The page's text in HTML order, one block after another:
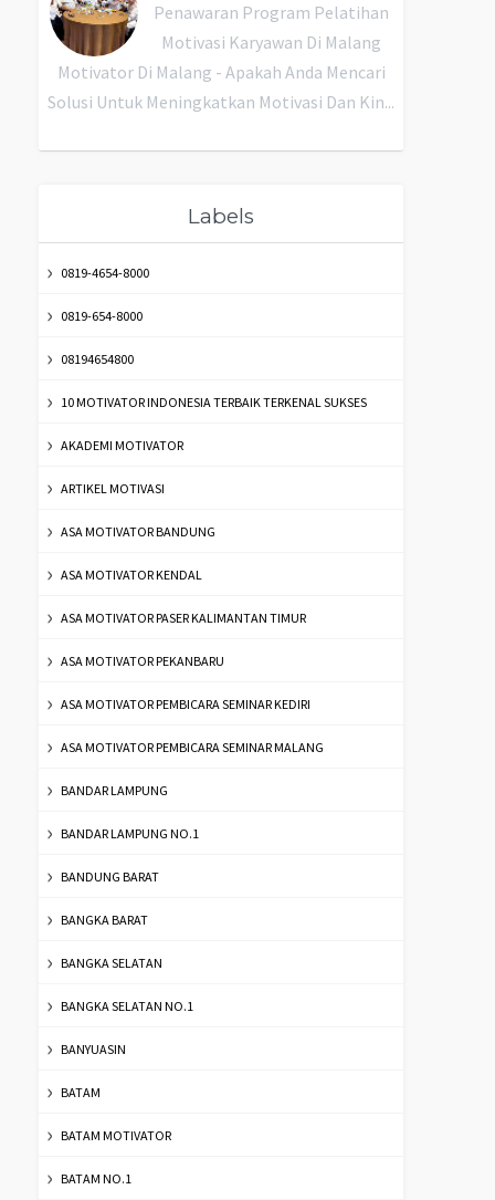
Penawaran Program Pelatihan
Motivasi Karyawan Di Malang
Motivator Di Malang - Apakah Anda Mencari
Solusi Untuk Meningkatkan Motivasi Dan Kin...
Labels
0819-4654-8000
0819-654-8000
08194654800
10 MOTIVATOR INDONESIA TERBAIK TERKENAL SUKSES
AKADEMI MOTIVATOR
ARTIKEL MOTIVASI
ASA MOTIVATOR BANDUNG
ASA MOTIVATOR KENDAL
ASA MOTIVATOR PASER KALIMANTAN TIMUR
ASA MOTIVATOR PEKANBARU
ASA MOTIVATOR PEMBICARA SEMINAR KEDIRI
ASA MOTIVATOR PEMBICARA SEMINAR MALANG
BANDAR LAMPUNG
BANDAR LAMPUNG NO.1
BANDUNG BARAT
BANGKA BARAT
BANGKA SELATAN
BANGKA SELATAN NO.1
BANYUASIN
BATAM
BATAM MOTIVATOR
BATAM NO.1